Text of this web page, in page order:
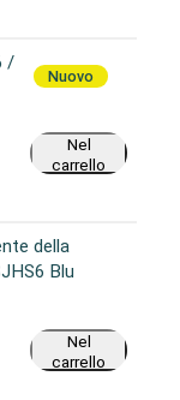
/
Nuovo
Nel
carrello
della
Blu
Nel
carrello